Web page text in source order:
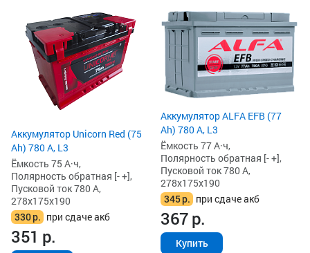
Аккумулятор Unicorn Red (75
Ah) 780 А, L3
Ёмкость 75 А·ч,
Полярность обратная [- +],
Пусковой ток 780 А,
278x175x190
330р. при сдаче акб
351 р.
Аккумулятор ALFA EFB (77
Ah) 780 А, L3
Ёмкость 77 А·ч,
Полярность обратная [- +],
Пусковой ток 780 А,
278x175x190
345р. при сдаче акб
367р.
Купить